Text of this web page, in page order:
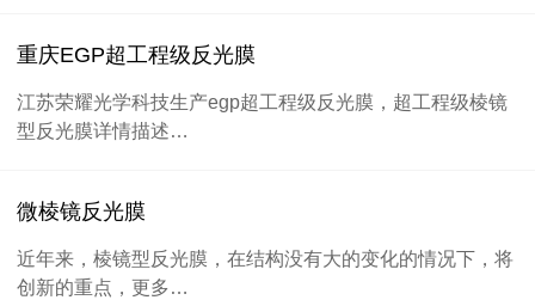
重庆EGP超工程级反光膜
江苏荣耀光学科技生产egp超工程级反光膜，超工程级棱镜
型反光膜详情描述…
微棱镜反光膜
近年来，棱镜型反光膜，在结构没有大的变化的情况下，将
创新的重点，更多…